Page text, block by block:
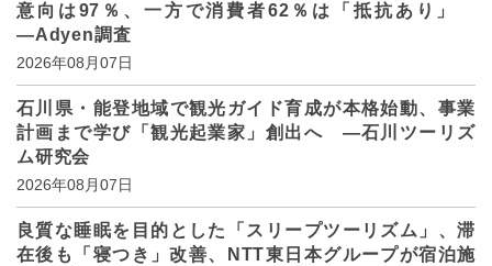
意向は97％、一方で消費者62％は「抵抗あり」
―Adyen調査
2026年08月07日
石川県・能登地域で観光ガイド育成が本格始動、事業
計画まで学び「観光起業家」創出へ ―石川ツーリズ
ム研究会
2026年08月07日
良質な睡眠を目的とした「スリープツーリズム」、滞
在後も「寝つき」改善、NTT東日本グループが宿泊施